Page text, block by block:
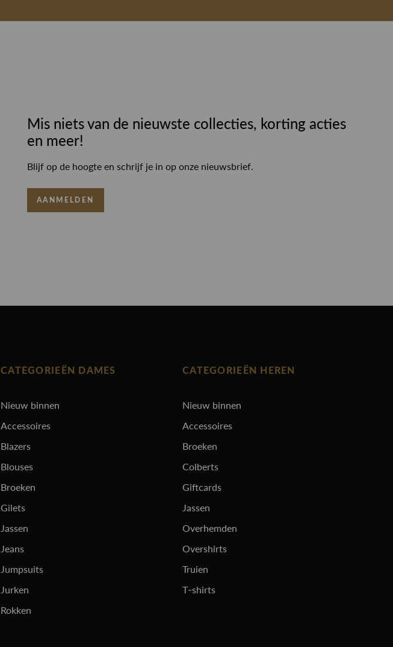
Mis niets van de nieuwste collecties, korting acties
en meer!
Blijf op de hoogte en schrijf je in op onze nieuwsbrief.
AANMELDEN
CATEGORIEËN DAMES
Nieuw binnen
Accessoires
Blazers
Blouses
Broeken
Gilets
Jassen
Jeans
Jumpsuits
Jurken
Rokken
CATEGORIEËN HEREN
Nieuw binnen
Accessoires
Broeken
Colberts
Giftcards
Jassen
Overhemden
Overshirts
Truien
T-shirts